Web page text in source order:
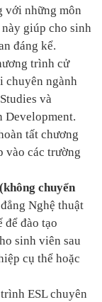
với những môn
giúp cho sinh
đáng kể.
trình cử
chuyên ngành
và
tất chương
vào các trường
chuyển
Nghệ thuật
để đào tạo
sinh viên sau
cụ thể hoặc
ESL chuyên